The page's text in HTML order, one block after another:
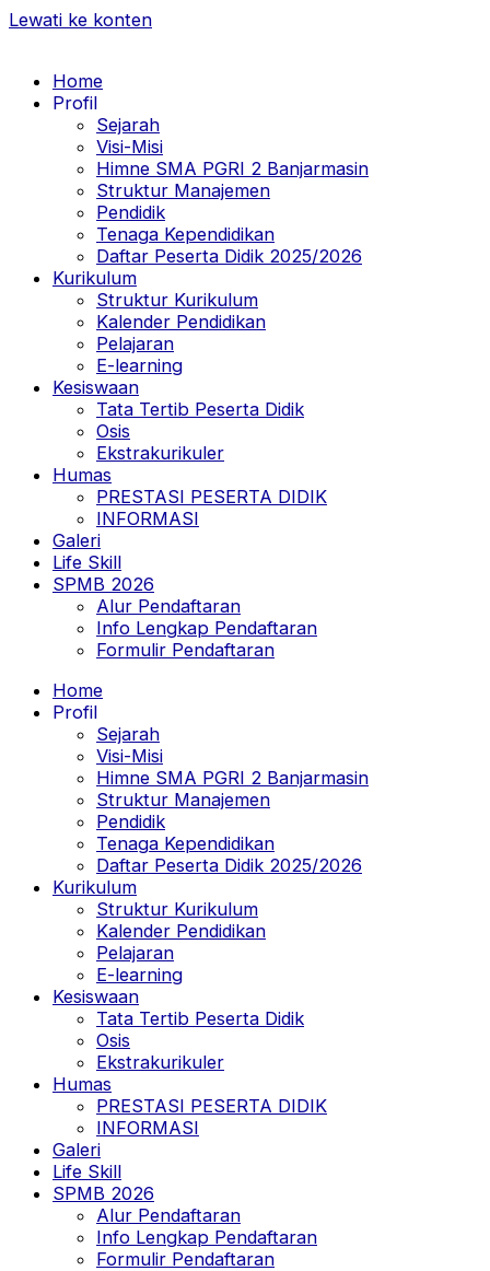
Lewati ke konten
Home
Profil
Sejarah
Visi-Misi
Himne SMA PGRI 2 Banjarmasin
Struktur Manajemen
Pendidik
Tenaga Kependidikan
Daftar Peserta Didik 2025/2026
Kurikulum
Struktur Kurikulum
Kalender Pendidikan
Pelajaran
E-learning
Kesiswaan
Tata Tertib Peserta Didik
Osis
Ekstrakurikuler
Humas
PRESTASI PESERTA DIDIK
INFORMASI
Galeri
Life Skill
SPMB 2026
Alur Pendaftaran
Info Lengkap Pendaftaran
Formulir Pendaftaran
Home
Profil
Sejarah
Visi-Misi
Himne SMA PGRI 2 Banjarmasin
Struktur Manajemen
Pendidik
Tenaga Kependidikan
Daftar Peserta Didik 2025/2026
Kurikulum
Struktur Kurikulum
Kalender Pendidikan
Pelajaran
E-learning
Kesiswaan
Tata Tertib Peserta Didik
Osis
Ekstrakurikuler
Humas
PRESTASI PESERTA DIDIK
INFORMASI
Galeri
Life Skill
SPMB 2026
Alur Pendaftaran
Info Lengkap Pendaftaran
Formulir Pendaftaran